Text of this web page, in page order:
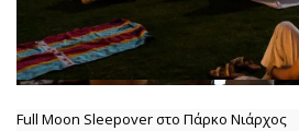
Full Moon Sleepover στο Πάρκο Νιάρχος